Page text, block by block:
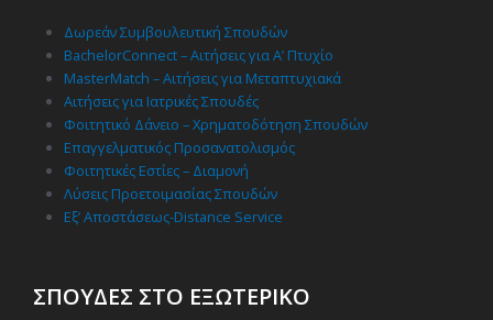
Δωρεάν Συμβουλευτική Σπουδών
BachelorConnect – Αιτήσεις για Α’ Πτυχίο
MasterMatch – Αιτήσεις για Μεταπτυχιακά
Αιτήσεις για Ιατρικές Σπουδές
Φοιτητικό Δάνειο – Χρηματοδότηση Σπουδών
Επαγγελματικός Προσανατολισμός
Φοιτητικές Εστίες – Διαμονή
Λύσεις Προετοιμασίας Σπουδών
Εξ’ Αποστάσεως-Distance Service
ΣΠΟΥΔΕΣ ΣΤΟ ΕΞΩΤΕΡΙΚΟ